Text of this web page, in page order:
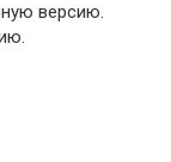
версию.